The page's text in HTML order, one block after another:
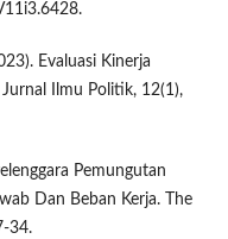
Evaluasi Kinerja
Ilmu Politik, 12(1),
Pemungutan
Dan Beban Kerja. The
34.